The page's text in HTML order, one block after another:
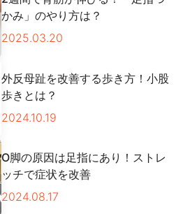
かみ」のやり方は？
2025.03.20
外反母趾を改善する歩き方！小股
歩きとは？
2024.10.19
O脚の原因は足指にあり！ストレ
ッチで症状を改善
2024.08.17